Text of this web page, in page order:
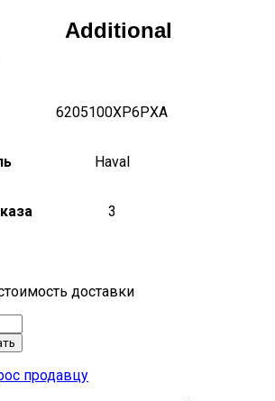
Additional
6205100XP6PXA
Haval
3
доставки
продавцу